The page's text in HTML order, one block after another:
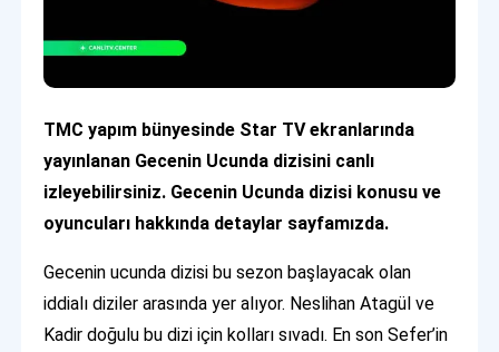
TMC yapım bünyesinde Star TV ekranlarında
yayınlanan Gecenin Ucunda dizisini canlı
izleyebilirsiniz. Gecenin Ucunda dizisi konusu ve
oyuncuları hakkında detaylar sayfamızda.
Gecenin ucunda dizisi bu sezon başlayacak olan
iddialı diziler arasında yer alıyor. Neslihan Atagül ve
Kadir doğulu bu dizi için kolları sıvadı. En son Sefer’in